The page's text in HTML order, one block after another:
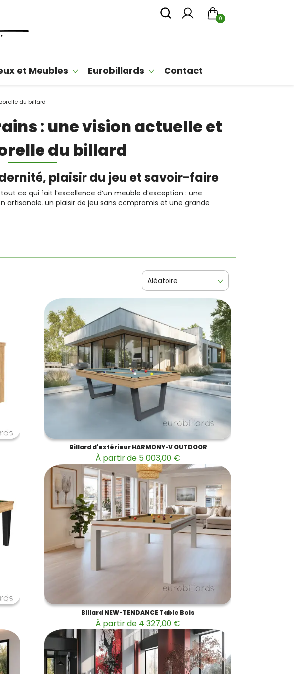
0
et Meubles Eurobillards Contact
du billard
: une vision actuelle et
du billard
plaisir du jeu et savoir-faire
ce qui fait l’excellence d’un meuble d’exception : une
un plaisir de jeu sans compromis et une grande
Aléatoire
Billard d'extérieur HARMONY-V OUTDOOR
À partir de 5 003,00 €
Billard NEW-TENDANCE Table Bois
À partir de 4 327,00 €